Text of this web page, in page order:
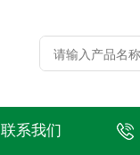
联系我们